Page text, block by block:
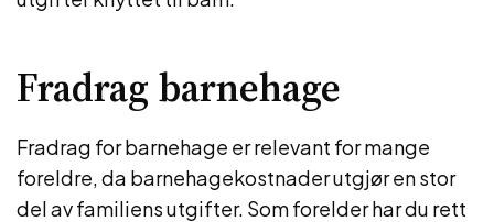
Fradrag barnehage
Fradrag for barnehage er relevant for mange
foreldre, da barnehagekostnader utgjør en stor
del av familiens utgifter. Som forelder har du rett